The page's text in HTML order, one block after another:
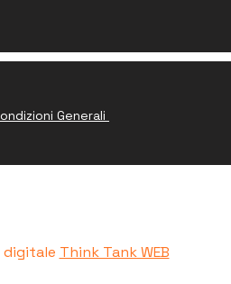
Generali
digitale Think Tank WEB